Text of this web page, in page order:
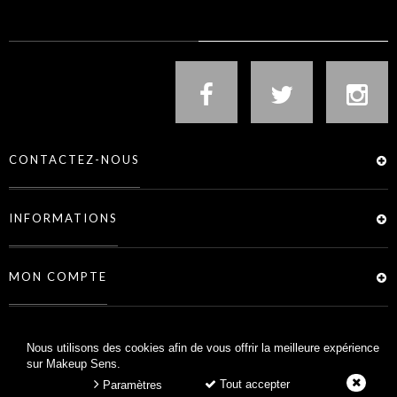
Nous utilisons des cookies afin de vous offrir la meilleure expérience
sur Makeup Sens.
Tout accepter
Paramètres
CONTACTEZ-NOUS
INFORMATIONS
MON COMPTE